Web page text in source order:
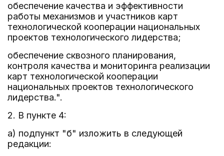
обеспечение качества и эффективности
работы механизмов и участников карт
технологической кооперации национальных
проектов технологического лидерства;
обеспечение сквозного планирования,
контроля качества и мониторинга реализации
карт технологической кооперации
национальных проектов технологического
лидерства.".
2. В пункте 4:
а) подпункт "б" изложить в следующей
редакции: